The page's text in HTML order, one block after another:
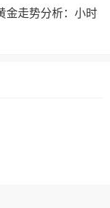
金走势分析：小时